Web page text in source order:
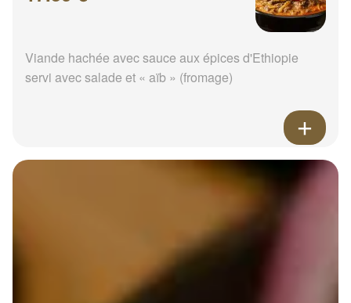
Viande hachée avec sauce aux épices d'Ethiopie
servi avec salade et « aïb » (fromage)